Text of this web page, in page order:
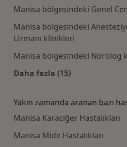
Manisa bölgesindeki Genel
Manisa bölgesindeki
Uzmanı klinikleri
Manisa bölgesindeki Nörolog
Daha fazla (15)
Yakın zamanda aranan bazı
Manisa Karaciğer Hastalıkları
Manisa Mide Hastalıkları